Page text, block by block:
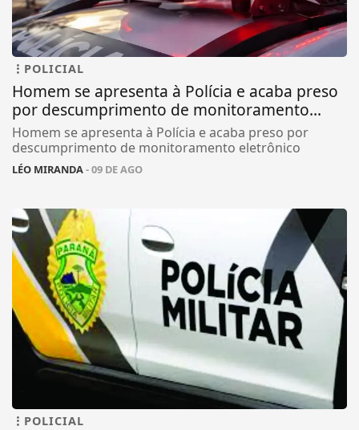
POLICIAL
Homem se apresenta à Polícia e acaba preso
por descumprimento de monitoramento...
Homem se apresenta à Polícia e acaba preso por
descumprimento de monitoramento eletrônico
LÉO MIRANDA- 09 DE AGO
POLICIAL